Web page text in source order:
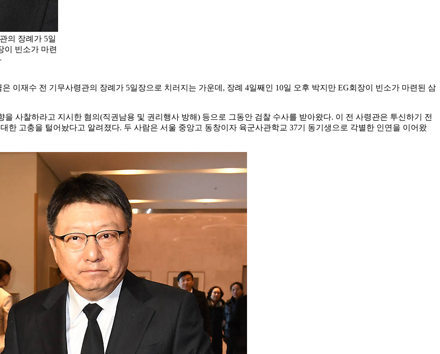
의 장례가 5일
이 빈소가 마련
이재수 전 기무사령관의 장례가 5일장으로 치러지는 가운데, 장례 4일째인 10일 오후 박지만 EG회장이 빈소가 마련된 삼
사찰하라고 지시한 혐의(직권남용 및 권리행사 방해) 등으로 그동안 검찰 수사를 받아왔다. 이 전 사령관은 투신하기 전
한 고충을 털어놨다고 알려졌다. 두 사람은 서울 중앙고 동창이자 육군사관학교 37기 동기생으로 각별한 인연을 이어왔